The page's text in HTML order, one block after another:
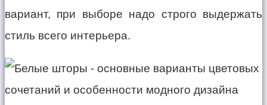
вариант, при выборе надо строго выдержать
стиль всего интерьера.